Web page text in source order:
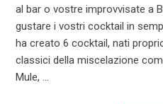
al bar o vostre improvvisate a
gustare i vostri cocktail in
ha creato 6 cocktail, nati
classici della miscelazione
Mule, ...